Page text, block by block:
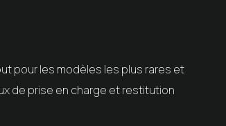
pour les modèles les plus rares et
de prise en charge et restitution